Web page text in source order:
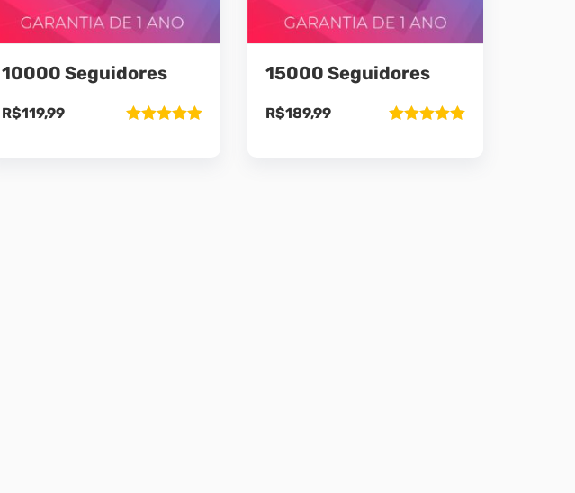
10000 Seguidores
R$119,99
15000 Seguidores
R$189,99